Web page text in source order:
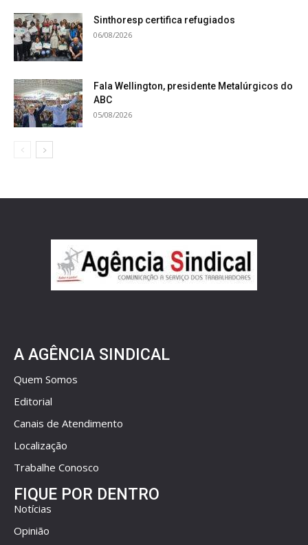
Sinthoresp certifica refugiados
06/08/2026
Fala Wellington, presidente Metalúrgicos do
ABC
05/08/2026
A AGÊNCIA SINDICAL
Quem Somos
Editorial
Canais de Atendimento
Localização
Trabalhe Conosco
FIQUE POR DENTRO
Notícias
Opinião